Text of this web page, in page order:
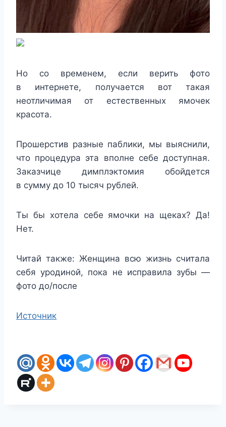
Но со временем, если верить фото
в интернете, получается вот такая
неотличимая от естественных ямочек
красота.
Прошерстив разные паблики, мы выяснили,
что процедура эта вполне себе доступная.
Заказчице димплэктомия обойдется
в сумму до 10 тысяч рублей.
Ты бы хотела себе ямочки на щеках? Да!
Нет.
Читай также: Женщина всю жизнь считала
себя уродиной, пока не исправила зубы —
фото до/после
Источник